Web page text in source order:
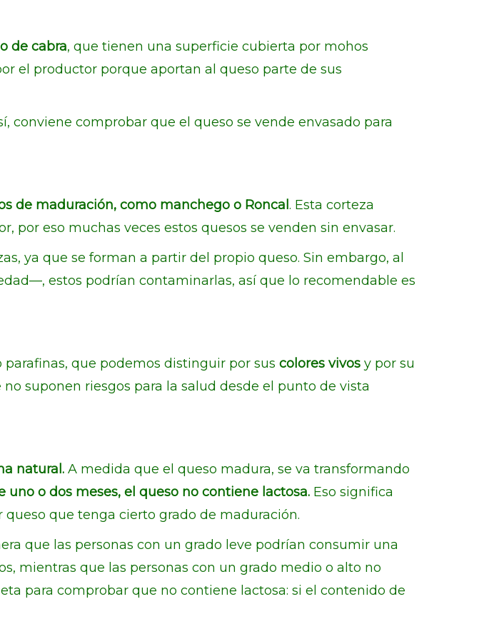
de cabra, que tienen una superficie cubierta por mohos
el productor porque aportan al queso parte de sus
conviene comprobar que el queso se vende envasado para
de maduración, como manchego o Roncal . Esta corteza
eso muchas veces estos quesos se venden sin envasar.
ya que se forman a partir del propio queso. Sin embargo, al
estos podrían contaminarlas, así que lo recomendable es
que podemos distinguir por sus colores vivos y por su
suponen riesgos para la salud desde el punto de vista
natural. A medida que el queso madura, se va transformando
uno o dos meses, el queso no contiene lactosa. Eso significa
que tenga cierto grado de maduración.
que las personas con un grado leve podrían consumir una
mientras que las personas con un grado medio o alto no
para comprobar que no contiene lactosa: si el contenido de